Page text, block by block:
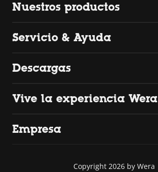
Nuestros productos
Servicio & Ayuda
Descargas
Vive la experiencia Wera
Empresa
Copyright 2026 by Wera